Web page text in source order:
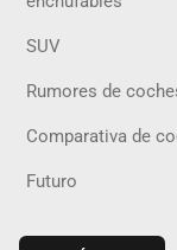
SUV
Rumores de
Comparativa de
Futuro